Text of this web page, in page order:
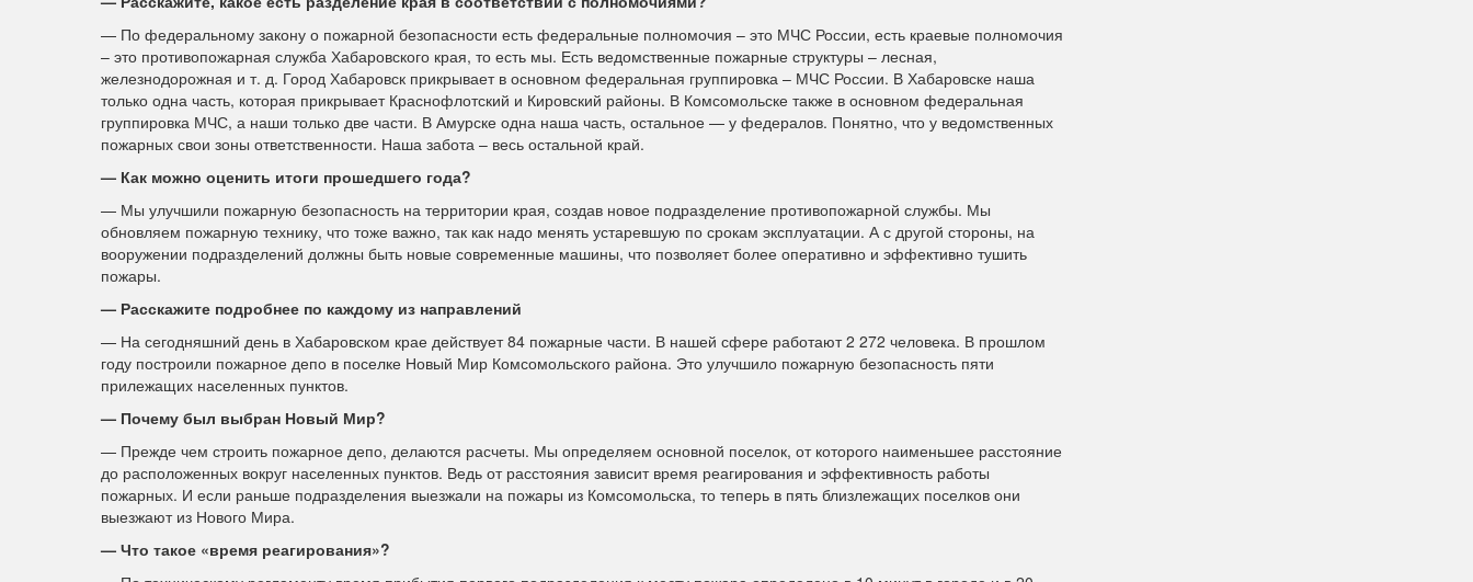
— По федеральному закону о пожарной безопасности есть федеральные полномочия – это МЧС России, есть краевые полномочия
– это противопожарная служба Хабаровского края, то есть мы. Есть ведомственные пожарные структуры – лесная,
железнодорожная и т. д. Город Хабаровск прикрывает в основном федеральная группировка – МЧС России. В Хабаровске наша
только одна часть, которая прикрывает Краснофлотский и Кировский районы. В Комсомольске также в основном федеральная
группировка МЧС, а наши только две части. В Амурске одна наша часть, остальное — у федералов. Понятно, что у ведомственных
пожарных свои зоны ответственности. Наша забота – весь остальной край.
— Как можно оценить итоги прошедшего года?
— Мы улучшили пожарную безопасность на территории края, создав новое подразделение противопожарной службы. Мы
обновляем пожарную технику, что тоже важно, так как надо менять устаревшую по срокам эксплуатации. А с другой стороны, на
вооружении подразделений должны быть новые современные машины, что позволяет более оперативно и эффективно тушить
пожары.
— Расскажите подробнее по каждому из направлений
— На сегодняшний день в Хабаровском крае действует 84 пожарные части. В нашей сфере работают 2 272 человека. В прошлом
году построили пожарное депо в поселке Новый Мир Комсомольского района. Это улучшило пожарную безопасность пяти
прилежащих населенных пунктов.
— Почему был выбран Новый Мир?
— Прежде чем строить пожарное депо, делаются расчеты. Мы определяем основной поселок, от которого наименьшее расстояние
до расположенных вокруг населенных пунктов. Ведь от расстояния зависит время реагирования и эффективность работы
пожарных. И если раньше подразделения выезжали на пожары из Комсомольска, то теперь в пять близлежащих поселков они
выезжают из Нового Мира.
— Что такое «время реагирования»?